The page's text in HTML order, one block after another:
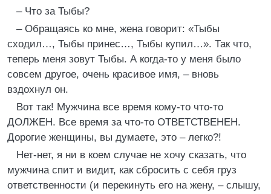
– Что за Тыбы?
– Обращаясь ко мне, жена говорит: «Тыбы
сходил…, Тыбы принес…, Тыбы купил…». Так что,
теперь меня зовут Тыбы. А когда-то у меня было
совсем другое, очень красивое имя, – вновь
вздохнул он.
Вот так! Мужчина все время кому-то что-то
ДОЛЖЕН. Все время за что-то ОТВЕТСТВЕНЕН.
Дорогие женщины, вы думаете, это – легко?!
Нет-нет, я ни в коем случае не хочу сказать, что
мужчина спит и видит, как сбросить с себя груз
ответственности (и перекинуть его на жену, – слышу,